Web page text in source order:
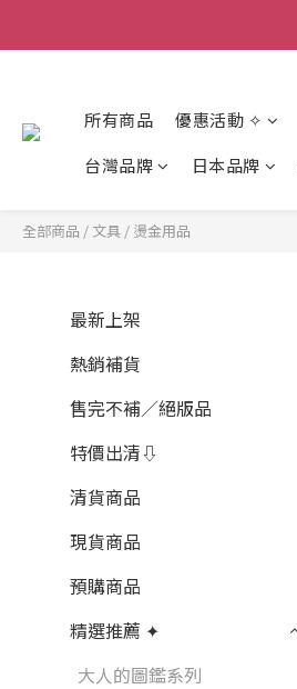
所有商品 優惠活動 ✧
台灣品牌
日本品牌
全部商品 / 文具 / 燙金用品
最新上架
熱銷補貨
售完不補／絕版品
特價出清⇩
清貨商品
現貨商品
預購商品
精選推薦 ✦
大人的圖鑑系列